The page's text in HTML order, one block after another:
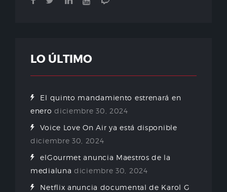
LO ÚLTIMO
El quinto mandamiento estrenará en
enero diciembre 30, 2024
Voice Love On Air ya está disponible
diciembre 30, 2024
elGourmet anuncia Maestros de la
medialuna diciembre 30, 2024
Netflix anuncia documental de Karol G